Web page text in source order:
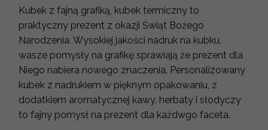
Kubek z fajną grafiką, kubek termiczny to
praktyczny prezent z okazji Świąt Bożego
Narodzenia. Wysokiej jakości nadruk na kubku,
wasze pomysły na grafikę sprawiają że prezent dla
Niego nabiera nowego znaczenia. Personalizowany
kubek z nadrukiem w pięknym opakowaniu, z
dodatkiem aromatycznej kawy, herbaty i słodyczy
to fajny pomysł na prezent dla każdwgo faceta.